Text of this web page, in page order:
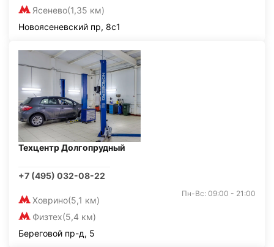
Ясенево(1,35 км)
Новоясеневский пр, 8с1
Техцентр Долгопрудный
+7 (495) 032-08-22
Ховрино(5,1 км)
Физтех(5,4 км)
Пн-Вс: 09:00 - 21:00
Береговой пр-д, 5